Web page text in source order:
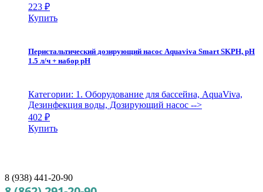
223 ₽
Купить
Перистальтический дозирующий насос Aquaviva Smart SKPH, рH
1.5 л/ч + набор рH
Категории: 1. Оборудование для бассейна, AquaViva,
Дезинфекция воды, Дозирующий насос -->
402 ₽
Купить
8 (938) 441-20-90